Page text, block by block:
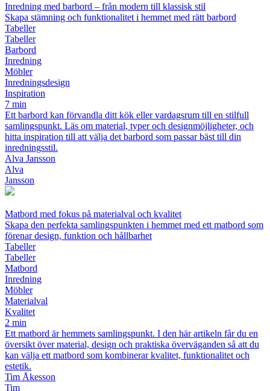
Inredning med barbord – från modern till klassisk stil
Skapa stämning och funktionalitet i hemmet med rätt barbord
Tabeller
Tabeller
Barbord
Inredning
Möbler
Inredningsdesign
Inspiration
7 min
Ett barbord kan förvandla ditt kök eller vardagsrum till en stilfull
samlingspunkt. Läs om material, typer och designmöjligheter, och
hitta inspiration till att välja det barbord som passar bäst till din
inredningsstil.
Alva Jansson
Alva
Jansson
Matbord med fokus på materialval och kvalitet
Skapa den perfekta samlingspunkten i hemmet med ett matbord som
förenar design, funktion och hållbarhet
Tabeller
Tabeller
Matbord
Inredning
Möbler
Materialval
Kvalitet
2 min
Ett matbord är hemmets samlingspunkt. I den här artikeln får du en
översikt över material, design och praktiska överväganden så att du
kan välja ett matbord som kombinerar kvalitet, funktionalitet och
estetik.
Tim Åkesson
Tim